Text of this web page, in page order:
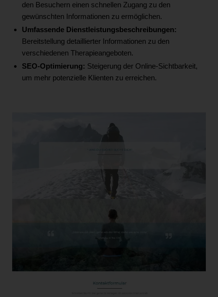
den Besuchern einen schnellen Zugang zu den
gewünschten Informationen zu ermöglichen.
Umfassende Dienstleistungsbeschreibungen:
Bereitstellung detaillierter Informationen zu den
verschiedenen Therapieangeboten.
SEO-Optimierung: Steigerung der Online-Sichtbarkeit,
um mehr potenzielle Klienten zu erreichen.